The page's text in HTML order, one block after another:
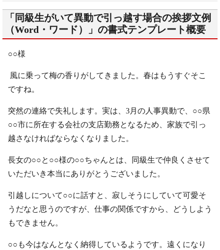
「同級生がいて異動で引っ越す場合の挨拶文例
（Word・ワード）」の書式テンプレート概要
○○様
風に乗って梅の香りがしてきました。春はもうすぐそこ
ですね。
突然の連絡で失礼します。実は、3月の人事異動で、○○県
○○市に所在する会社の支店勤務となるため、家族で引っ
越さなければならなくなりました。
長女の○○と○○様の○○ちゃんとは、同級生で仲良くさせて
いただいき本当にありがとうございました。
引越しについて○○に話すと、寂しそうにしていて可愛そ
うだなと思うのですが、仕事の関係ですから、どうしよう
もできません。
○○も今はなんとなく納得しているようです。遠くになり